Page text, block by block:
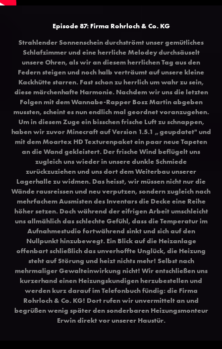
Episode 87: Firma Rohrloch & Co. KG
Strahlender Sonnenschein durchströmt unser gemütliches
Schlafzimmer und eine herrliche Melodey durchsäuselt
unsere Ohren, als wir an diesem herrlichen Tag aus den
Federn steigen und noch halb verträumt auf unsere kleine
Kackhütte starren. Fast schon zu herrlich um wahr zu sein,
diese märchenhafte Harmonie. Nachdem wir uns die letzten
Folgen mit dem Wannabe-Rapper Bosz Martin abgeben
mussten, scheint es nun endlich mal geordnet voranzugehen.
Um in diesem Zuge ein bisschen frische Luft zu schnappen,
haben wir zuvor Minecraft auf Version 1.5.1 „geupdatet" und
mit dem Moartex HD Texturenpaket ein paar neue Tapeten
an die Wand gekleistert. Der frische Wind beflügelt uns
zugleich uns wieder in unsere dunkle Schmiede
zurückzuziehen und uns dort dem Weiterbau unserer
Lagerhalle zu widmen. Das heisst, wir müssen nicht nur die
Wände rausreissen und neu verputzen, sondern zugleich nach
mehrfachem Ausmisten des Inventars die Decke eine Reihe
höher setzen. Doch während der eifrigen Arbeit umschleicht
uns allmählich das schlechte Gefühl, dass die Temperatur im
Aufnahmestudio fortwährend sinkt und sich auf den
Nullpunkt hinzubewegt. Ein Blick auf die Heizanlage
offenbart schließlich das unverhoffte Unglück, die Heizung
steht auf Störung und heizt nichts mehr! Selbst nach
mehrmaliger Gewalteinwirkung nicht! Wir entschließen uns
kurzerhand einen Heizungskundigen herzubestellen und
werden kurz darauf im Telefonbuch fündig: die Firma
Rohrloch & Co. KG! Dort rufen wir unvermittelt an und
begrüßen wenig später den sonderbaren Heizungsmonteur
Erwin direkt vor unserer Haustür.